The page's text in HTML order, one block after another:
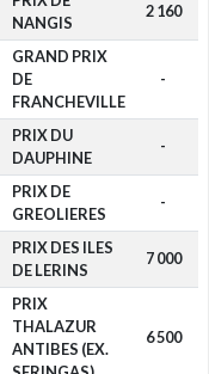
NANGIS
2 160
GRAND PRIX
DE
FRANCHEVILLE
-
PRIX DU
DAUPHINE
-
PRIX DE
GREOLIERES
-
PRIX DES ILES
DE LERINS
7 000
PRIX
THALAZUR
ANTIBES (EX.
6 500